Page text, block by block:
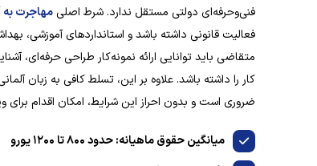
فنی‌وحرفه‌ای دولتی مستقل ندارد. شرط اصلیمهاجرت به
فعالیت قانونی داشته باشد و استانداردهای آموزشی،
متقاضی باید توانایی ارائه نمونه‌کار طراحی
کار را داشته باشد. علاوه بر این، تسلط کافی به زبان
ضروری است و بدون احراز این شرایط، امکان اقدام
میانگین حقوق ماهیانه: حدود ۸۰۰ تا ۱۲۰۰ یورو